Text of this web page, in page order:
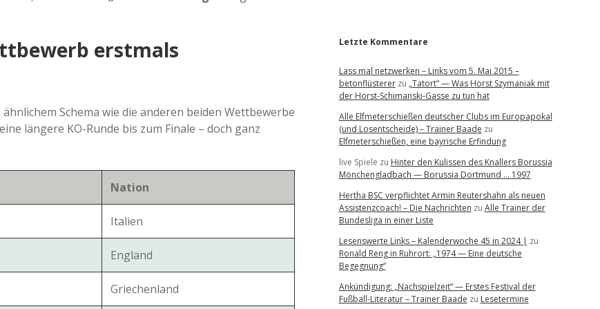
a
d
e
erstmals
Schema wie die anderen beiden Wettbewerbe
längere KO-Runde bis zum Finale – doch ganz
Nation
Italien
England
Griechenland
Letzte Kommentare
Lass mal netzwerken – Links vom 5. Mai 2015 –
betonflüstererzu „Tatort“ — Was Horst Szymaniak mit
der Horst-Schimanski-Gasse zu tun hat
Alle Elfmeterschießen deutscher Clubs im Europapokal
(und Losentscheide) – Trainer Baade zu
Elfmeterschießen, eine bayrische Erfindung
live Spiele zu Hinter den Kulissen des Knallers Borussia
Mönchengladbach — Borussia Dortmund … 1997
Hertha BSC verpflichtet Armin Reutershahn als neuen
Assistenzcoach! – Die Nachrichten zu Alle Trainer der
Bundesliga in einer Liste
Lesenswerte Links – Kalenderwoche 45 in 2024 | zu
Ronald Reng in Ruhrort: „1974 — Eine deutsche
Begegnung“
Ankündigung: „Nachspielzeit“ — Erstes Festival der
Fußball-Literatur – Trainer Baade zu Lesetermine